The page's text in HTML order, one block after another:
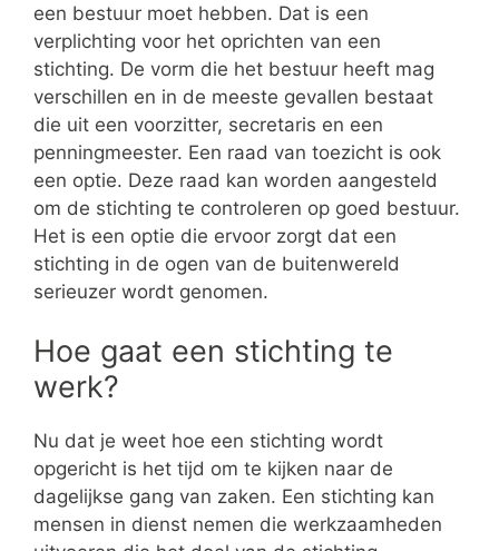
een bestuur moet hebben. Dat is een
verplichting voor het oprichten van een
stichting. De vorm die het bestuur heeft mag
verschillen en in de meeste gevallen bestaat
die uit een voorzitter, secretaris en een
penningmeester. Een raad van toezicht is ook
een optie. Deze raad kan worden aangesteld
om de stichting te controleren op goed bestuur.
Het is een optie die ervoor zorgt dat een
stichting in de ogen van de buitenwereld
serieuzer wordt genomen.
Hoe gaat een stichting te
werk?
Nu dat je weet hoe een stichting wordt
opgericht is het tijd om te kijken naar de
dagelijkse gang van zaken. Een stichting kan
mensen in dienst nemen die werkzaamheden